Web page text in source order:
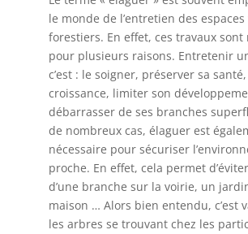
le monde de l’entretien des
forestiers. En effet, ces travaux sont
pour plusieurs raisons. Entretenir
c’est : le soigner, préserver sa
croissance, limiter son
débarrasser de ses branches
de nombreux cas, élaguer est
nécessaire pour sécuriser
proche. En effet, cela permet
d’une branche sur la voirie, un
maison … Alors bien entendu, c’est
les arbres se trouvant chez les